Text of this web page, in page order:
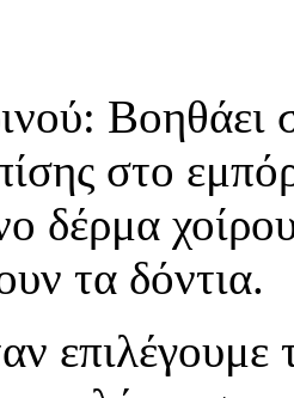
Βοηθάει
στο
δέρμα
τα δόντια.
επιλέγουμε